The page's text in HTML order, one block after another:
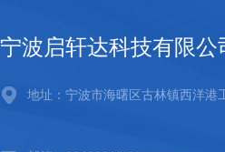
宁波启轩达科技有限公
地址：宁波市海曙区古林镇西洋港